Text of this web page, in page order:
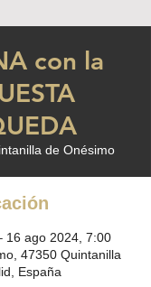
con la
de Onésimo
16 ago 2024, 7:00
47350 Quintanilla
España